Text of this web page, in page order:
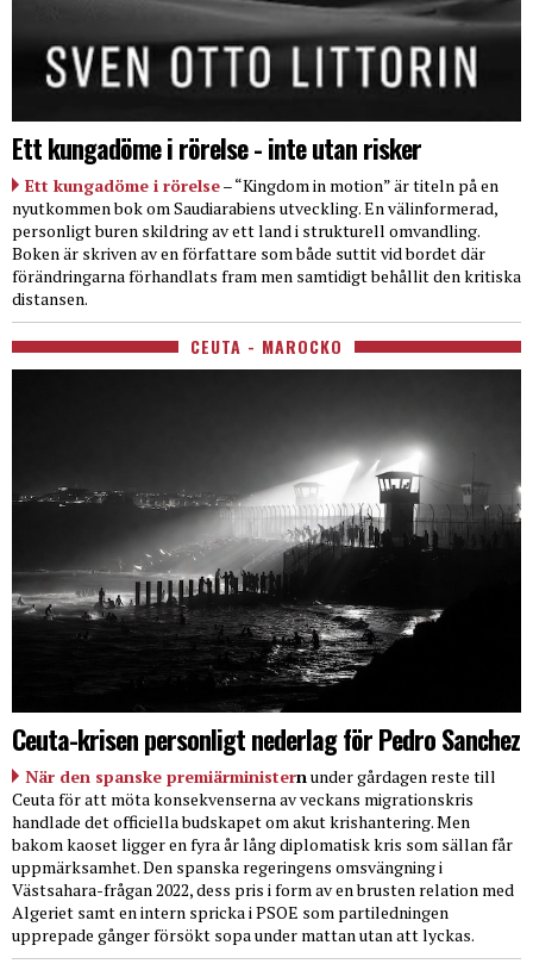
Ett kungadöme i rörelse - inte utan risker
Ett kungadöme i rörelse– “Kingdom in motion” är titeln på en
nyutkommen bok om Saudiarabiens utveckling. En välinformerad,
personligt buren skildring av ett land i strukturell omvandling.
Boken är skriven av en författare som både suttit vid bordet där
förändringarna förhandlats fram men samtidigt behållit den kritiska
distansen.
CEUTA - MAROCKO
Ceuta-krisen personligt nederlag för Pedro Sanchez
När den spanske premiärministernunder gårdagen reste till
Ceuta för att möta konsekvenserna av veckans migrationskris
handlade det officiella budskapet om akut krishantering. Men
bakom kaoset ligger en fyra år lång diplomatisk kris som sällan får
uppmärksamhet. Den spanska regeringens omsvängning i
Västsahara-frågan 2022, dess pris i form av en brusten relation med
Algeriet samt en intern spricka i PSOE som partiledningen
upprepade gånger försökt sopa under mattan utan att lyckas.